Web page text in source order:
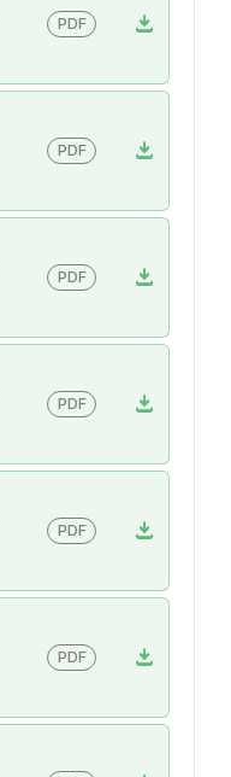
download
PDF
download
PDF
download
PDF
download
PDF
download
PDF
download
PDF